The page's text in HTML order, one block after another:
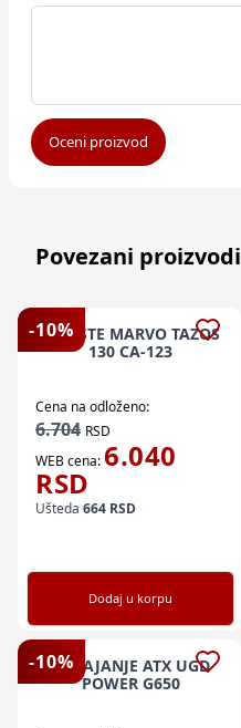
Oceni proizvod
Povezani proizvodi
-10%
KUCISTE MARVO TAZOS
130 CA-123
Cena na odloženo:
6.704 RSD
WEB cena:6.040
RSD
Ušteda 664 RSD
Dodaj u korpu
-10%
NAPAJANJE ATX UGD
POWER G650